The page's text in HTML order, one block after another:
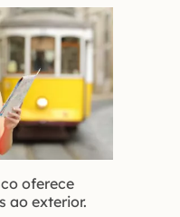
oferece
ao exterior.